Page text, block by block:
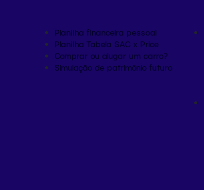
Planilha financeira pessoal
Planilha Tabela SAC x Price
Comprar ou alugar um carro?
Simulação de patrimônio futuro